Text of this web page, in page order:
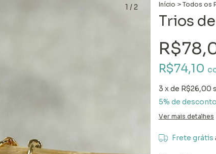
1 /2 Início > Todos os
Trios
R$74,10
3 x de R$26,00
5% de desconto
Ver mais detalhes
Frete grátis